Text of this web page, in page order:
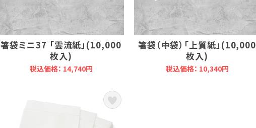
箸袋ミニ37 「雲流紙」(10,000
枚入)
税込価格： 14,740円
箸袋（中袋）「上質紙」(10,000
枚入)
税込価格： 10,340円